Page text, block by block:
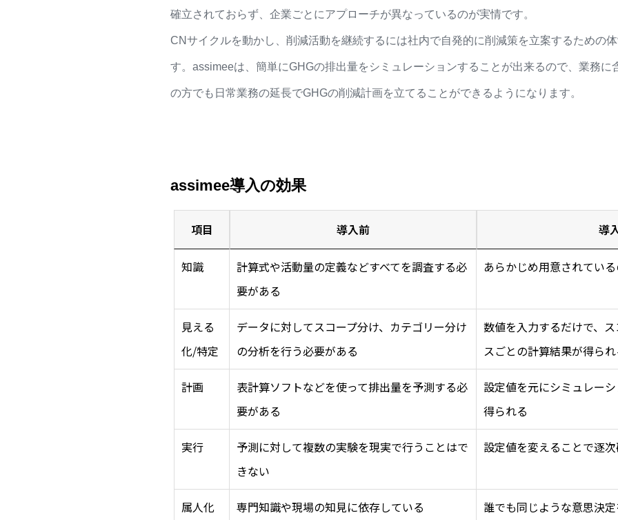
確立されておらず、企業ごとにアプローチが異なっているのが実情です。
CNサイクルを動かし、削減活動を継続するには社内で自発的に削減策を立案するための
す。assimeeは、簡単にGHGの排出量をシミュレーションすることが出来るので、業務に
の方でも日常業務の延長でGHGの削減計画を立てることができるようになります。
assimee導入の効果
項目 導入前 導
知識
計算式や活動量の定義などすべてを調査する必
要がある
あらかじめ用意されてい
見える
化/特定
データに対してスコープ分け、カテゴリー分け
の分析を行う必要がある
数値を入力するだけで、
スごとの計算結果が得られ
計画
表計算ソフトなどを使って排出量を予測する必
要がある
設定値を元にシミュレー
得られる
実行
予測に対して複数の実験を現実で行うことはで
きない
設定値を変えることで逐
属人化 専門知識や現場の知見に依存している 誰でも同じような意思決